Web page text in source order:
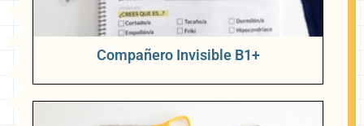
Compañero Invisible B1+